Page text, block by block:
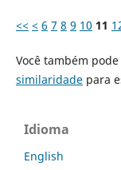
<< < 6 7 8 9 10 11
Você também pode
similaridadepara
Idioma
English